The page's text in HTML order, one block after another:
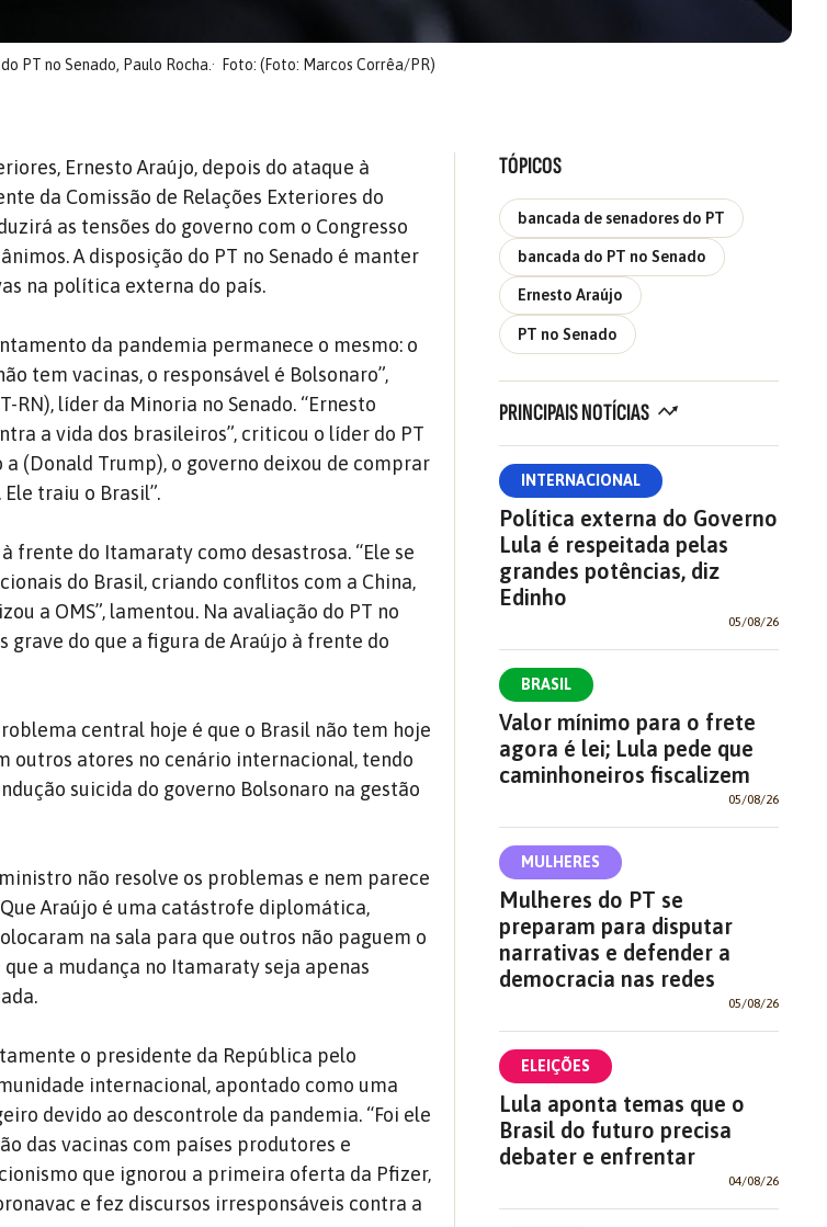
PT no Senado, Paulo Rocha. Foto: (Foto: Marcos Corrêa/PR)
Ernesto Araújo, depois do ataque à
da Comissão de Relações Exteriores do
as tensões do governo com o Congresso
A disposição do PT no Senado é manter
na política externa do país.
da pandemia permanece o mesmo: o
tem vacinas, o responsável é Bolsonaro”,
RN), líder da Minoria no Senado. “Ernesto
a vida dos brasileiros”, criticou o líder do PT
a (Donald Trump), o governo deixou de comprar
traiu o Brasil”.
frente do Itamaraty como desastrosa. “Ele se
do Brasil, criando conflitos com a China,
a OMS”, lamentou. Na avaliação do PT no
grave do que a figura de Araújo à frente do
central hoje é que o Brasil não tem hoje
outros atores no cenário internacional, tendo
suicida do governo Bolsonaro na gestão
não resolve os problemas e nem parece
Araújo é uma catástrofe diplomática,
na sala para que outros não paguem o
que a mudança no Itamaraty seja apenas
o presidente da República pelo
internacional, apontado como uma
devido ao descontrole da pandemia. “Foi ele
das vacinas com países produtores e
que ignorou a primeira oferta da Pfizer,
e fez discursos irresponsáveis contra a
TÓPICOS
bancada de senadores do PT
bancada do PT no Senado
Ernesto Araújo
PT no Senado
PRINCIPAIS NOTÍCIAS
INTERNACIONAL
Política externa do Governo
Lula é respeitada pelas
grandes potências, diz
Edinho
05/08/26
BRASIL
Valor mínimo para o frete
agora é lei; Lula pede que
caminhoneiros fiscalizem
05/08/26
MULHERES
Mulheres do PT se
preparam para disputar
narrativas e defender a
democracia nas redes
05/08/26
ELEIÇÕES
Lula aponta temas que o
Brasil do futuro precisa
debater e enfrentar
04/08/26